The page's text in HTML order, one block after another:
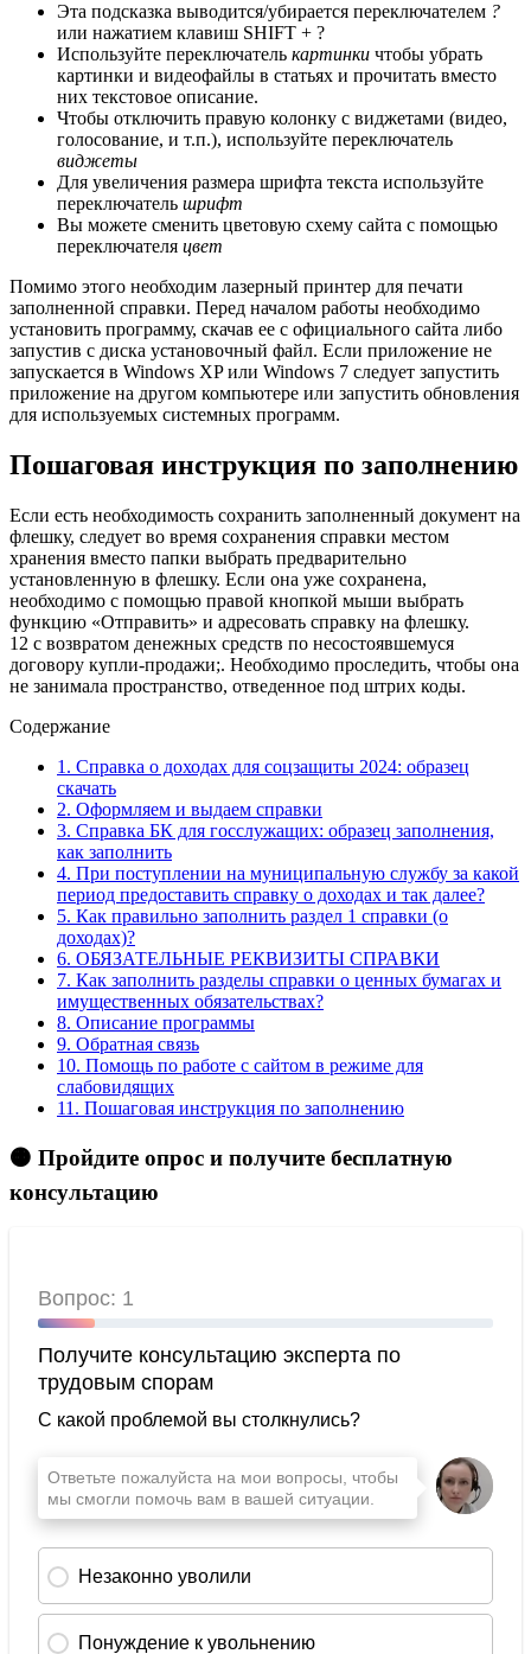
Эта подсказка выводится/убирается переключателем ?
или нажатием клавиш SHIFT + ?
Используйте переключатель картинки чтобы убрать
картинки и видеофайлы в статьях и прочитать вместо
них текстовое описание.
Чтобы отключить правую колонку с виджетами (видео,
голосование, и т.п.), используйте переключатель
виджеты
Для увеличения размера шрифта текста используйте
переключатель шрифт
Вы можете сменить цветовую схему сайта с помощью
переключателя цвет
Помимо этого необходим лазерный принтер для печати
заполненной справки. Перед началом работы необходимо
установить программу, скачав ее с официального сайта либо
запустив с диска установочный файл. Если приложение не
запускается в Windows XP или Windows 7 следует запустить
приложение на другом компьютере или запустить обновления
для используемых системных программ.
Пошаговая инструкция по заполнению
Если есть необходимость сохранить заполненный документ на
флешку, следует во время сохранения справки местом
хранения вместо папки выбрать предварительно
установленную в флешку. Если она уже сохранена,
необходимо с помощью правой кнопкой мыши выбрать
функцию «Отправить» и адресовать справку на флешку.
12 с возвратом денежных средств по несостоявшемуся
договору купли-продажи;. Необходимо проследить, чтобы она
не занимала пространство, отведенное под штрих коды.
Содержание
1. Справка о доходах для соцзащиты 2024: образец
скачать
2. Оформляем и выдаем справки
3. Справка БК для госслужащих: образец заполнения,
как заполнить
4. При поступлении на муниципальную службу за какой
период предоставить справку о доходах и так далее?
5. Как правильно заполнить раздел 1 справки (о
доходах)?
6. ОБЯЗАТЕЛЬНЫЕ РЕКВИЗИТЫ СПРАВКИ
7. Как заполнить разделы справки о ценных бумагах и
имущественных обязательствах?
8. Описание программы
9. Обратная связь
10. Помощь по работе с сайтом в режиме для
слабовидящих
11. Пошаговая инструкция по заполнению
🟠 Пройдите опрос и получите бесплатную
консультацию